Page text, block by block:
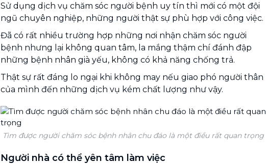
Sử dụng dịch vụ chăm sóc người bệnh uy tín thì mới có một đội
ngũ chuyên nghiệp, những người thật sự phù hợp với công việc.
Đã có rất nhiều trường hợp những nơi nhận chăm sóc người
bệnh nhưng lại không quan tâm, la mắng thậm chí đánh đập
những bệnh nhân già yếu, không có khả năng chống trả.
Thật sự rất đáng lo ngại khi không may nếu giao phó người thân
của mình đến những dịch vụ kém chất lượng như vậy.
Tìm được người chăm sóc bệnh nhân chu đáo là một điều rất quan trọng
Người nhà có thể yên tâm làm việc